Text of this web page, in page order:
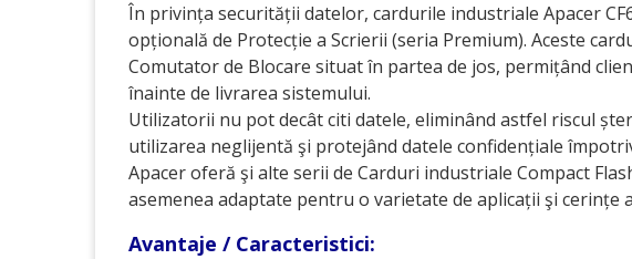
În privința securității datelor, cardurile industriale Apacer
opțională de Protecție a Scrierii (seria Premium). Aceste
Comutator de Blocare situat în partea de jos, permițând
înainte de livrarea sistemului.
Utilizatorii nu pot decât citi datele, eliminând astfel riscul
utilizarea neglijentă şi protejând datele confidențiale
Apacer oferă şi alte serii de Carduri industriale Compact
asemenea adaptate pentru o varietate de aplicații şi cerințe
Avantaje / Caracteristici: